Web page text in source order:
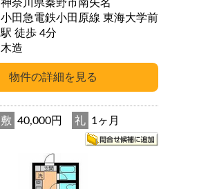
神奈川県秦野市南矢名
小田急電鉄小田原線 東海大学前
駅 徒歩 4分
木造
敷 40,000円 礼 1ヶ月